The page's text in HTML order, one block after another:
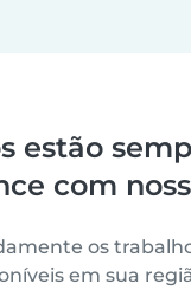
estão
com
os
em sua